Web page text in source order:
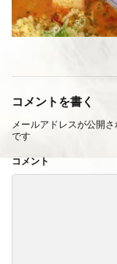
コメントを書く
メールアドレスが公開さ
です
コメント